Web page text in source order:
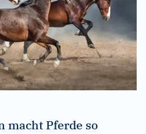
macht Pferde so